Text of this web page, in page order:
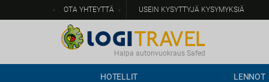
OTA YHTEYTTÄ USEIN KYSYTTYJÄ KYSYMYKSIÄ
Halpa autonvuokraus Safed
HOTELLIT LENNOT